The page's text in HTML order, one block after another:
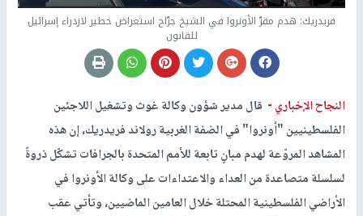
فريدريك: هدم مقرّ الأونروا في الشيخ جرّاح استعراض خطير لازدراء إسرائيل
للقانون
النجاح الإخباري - قال مدير شؤون وكالة غوث وتشغيل اللاجئين
الفلسطينيين "أونروا" في الضفة الغربية رولاند فريدريك، إن هذه
المشاهد المروّعة لهدم مبانٍ تابعة للأمم المتحدة بالجرافات تشكّل ذروةً
لسلسلة متصاعدة من العداء والاعتداءات على وكالة الأونروا في
الأراضي الفلسطينية المحتلة خلال العامين الماضيين، وتأتي عقب